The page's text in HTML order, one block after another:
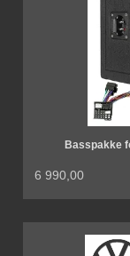
Basspakke
6 990,00